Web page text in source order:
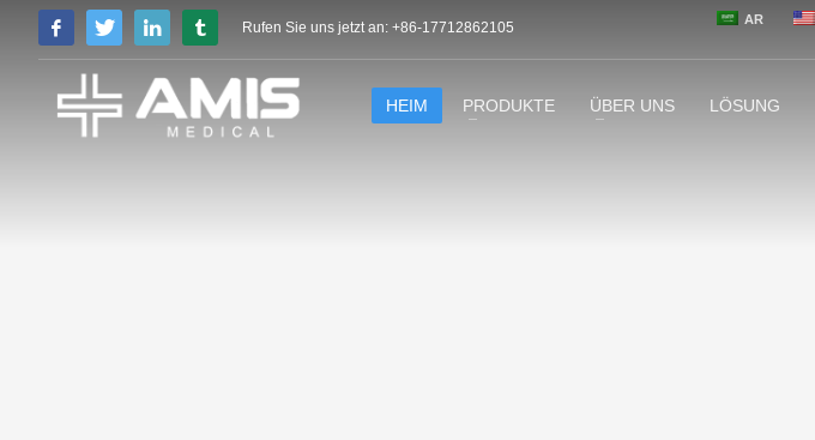
Rufen Sie uns jetzt an: +86-17712862105
AR
HEIM PRODUKTE ÜBER UNS LÖSUNG